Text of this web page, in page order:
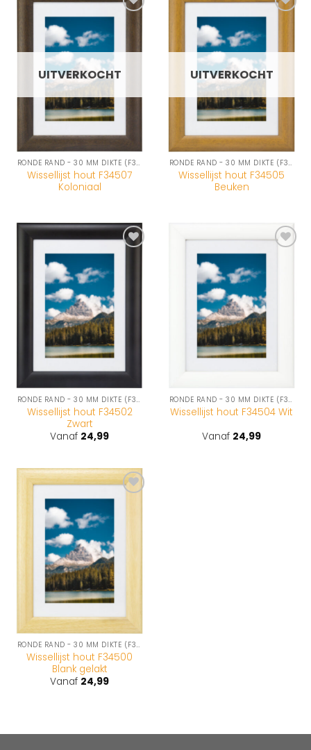
Toevoegen
wenslijst
UITVERKOCHT
RONDE RAND - 30 MM DIKTE (F345-SERIE)
Wissellijst hout F34507
Koloniaal
Toevoegen
wenslijst
UITVERKOCHT
RONDE RAND - 30 MM DIKTE (F345-SERIE)
Wissellijst hout F34505
Beuken
Toevoegen
wenslijst
RONDE RAND - 30 MM DIKTE (F345-SERIE)
Wissellijst hout F34502
Zwart
Vanaf 24,99
Toevoegen
wenslijst
RONDE RAND - 30 MM DIKTE (F345-SERIE)
Wissellijst hout F34504 Wit
Vanaf 24,99
Toevoegen
wenslijst
RONDE RAND - 30 MM DIKTE (F345-SERIE)
Wissellijst hout F34500
Blank gelakt
Vanaf 24,99